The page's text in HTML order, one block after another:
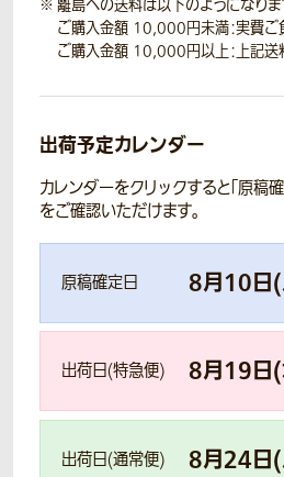
離島への送料は以下のようになりま
ご購入金額 10,000円未満：実費ご
ご購入金額 10,000円以上：上記送
出荷予定カレンダー
カレンダーをクリックすると「原稿
をご確認いただけます。
原稿確定日 8月10日(
出荷日(特急便) 8月19日(
出荷日(通常便) 8月24日(